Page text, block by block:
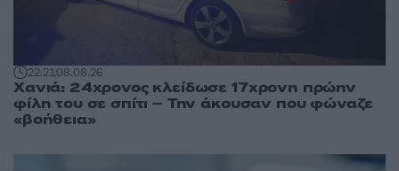
22:2108.08.26
Χανιά: 24χρονος κλείδωσε 17χρονη πρώην
φίλη του σε σπίτι – Την άκουσαν που φώναζε
«βοήθεια»